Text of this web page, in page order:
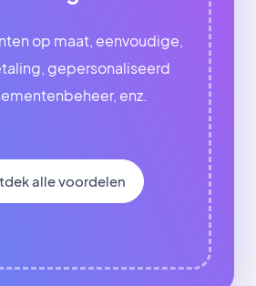
op maat, eenvoudige,
gepersonaliseerd
enz.
alle voordelen